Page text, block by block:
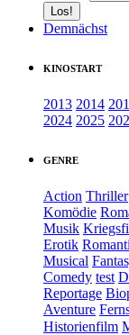
Demnächst
KINOSTART
2013 2014
2024 2025
GENRE
Action Thriller
Komödie
Musik
Erotik
Musical
Comedy test
Reportage
Aventure
Historienfilm